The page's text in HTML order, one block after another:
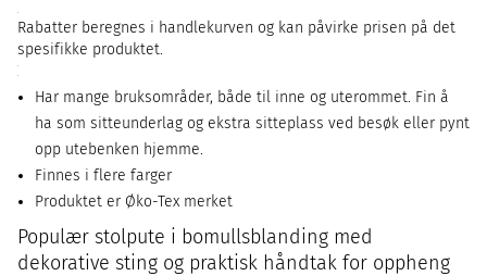
Rabatter beregnes i handlekurven og kan påvirke prisen på det
spesifikke produktet.
Har mange bruksområder, både til inne og uterommet. Fin å
ha som sitteunderlag og ekstra sitteplass ved besøk eller pynt
opp utebenken hjemme.
Finnes i flere farger
Produktet er Øko-Tex merket
Populær stolpute i bomullsblanding med
dekorative sting og praktisk håndtak for oppheng